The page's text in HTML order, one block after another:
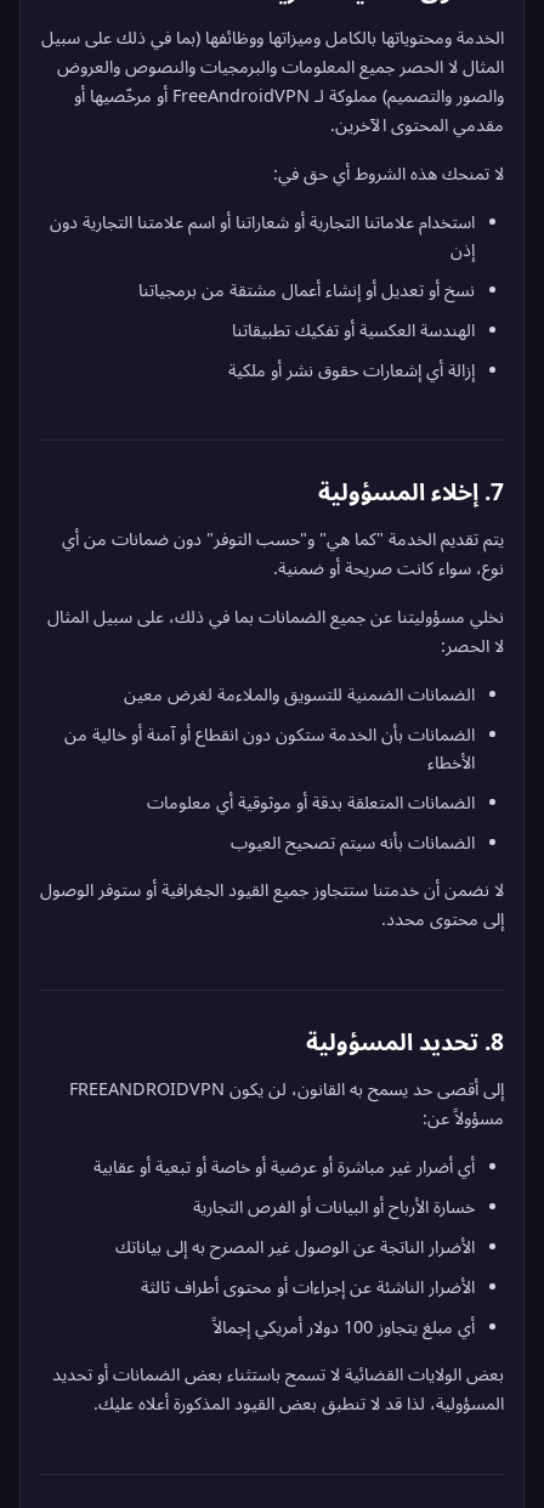
الخدمة ومحتوياتها بالكامل وميزاتها ووظائفها (بما في ذلك على سبيل
المثال لا الحصر جميع المعلومات والبرمجيات والنصوص والعروض
والصور والتصميم) مملوكة لـ FreeAndroidVPN أو مرخّصيها أو
مقدمي المحتوى الآخرين.
لا تمنحك هذه الشروط أي حق في:
استخدام علاماتنا التجارية أو شعاراتنا أو اسم علامتنا التجارية دون
إذن
نسخ أو تعديل أو إنشاء أعمال مشتقة من برمجياتنا
الهندسة العكسية أو تفكيك تطبيقاتنا
إزالة أي إشعارات حقوق نشر أو ملكية
7. إخلاء المسؤولية
يتم تقديم الخدمة "كما هي" و"حسب التوفر" دون ضمانات من أي
نوع، سواء كانت صريحة أو ضمنية.
نخلي مسؤوليتنا عن جميع الضمانات بما في ذلك، على سبيل المثال
لا الحصر:
الضمانات الضمنية للتسويق والملاءمة لغرض معين
الضمانات بأن الخدمة ستكون دون انقطاع أو آمنة أو خالية من
الأخطاء
الضمانات المتعلقة بدقة أو موثوقية أي معلومات
الضمانات بأنه سيتم تصحيح العيوب
لا نضمن أن خدمتنا ستتجاوز جميع القيود الجغرافية أو ستوفر الوصول
إلى محتوى محدد.
8. تحديد المسؤولية
إلى أقصى حد يسمح به القانون، لن يكون FREEANDROIDVPN
مسؤولاً عن:
أي أضرار غير مباشرة أو عرضية أو خاصة أو تبعية أو عقابية
خسارة الأرباح أو البيانات أو الفرص التجارية
الأضرار الناتجة عن الوصول غير المصرح به إلى بياناتك
الأضرار الناشئة عن إجراءات أو محتوى أطراف ثالثة
أي مبلغ يتجاوز 100 دولار أمريكي إجمالاً
بعض الولايات القضائية لا تسمح باستثناء بعض الضمانات أو تحديد
المسؤولية، لذا قد لا تنطبق بعض القيود المذكورة أعلاه عليك.